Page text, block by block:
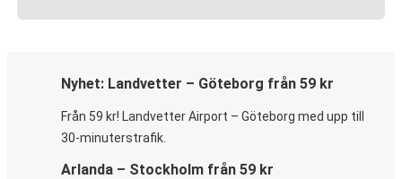
Nyhet: Landvetter – Göteborg från 59 kr
Från 59 kr! Landvetter Airport – Göteborg med upp till
30-minuterstrafik.
Arlanda – Stockholm från 59 kr